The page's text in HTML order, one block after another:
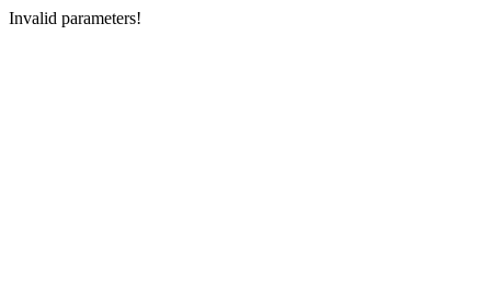
Invalid parameters!